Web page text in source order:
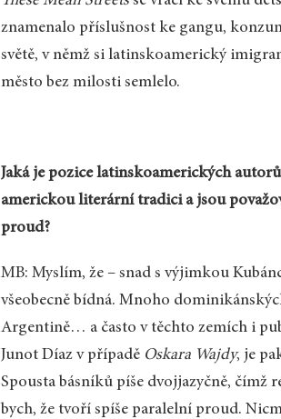
znamenalo příslušnost ke gangu,
světě, v němž si latinskoamerický
město bez milosti semlelo.
Jaká je pozice latinskoamerických
americkou literární tradici a jsou
proud?
MB: Myslím, že – snad s výjimkou
všeobecně bídná. Mnoho
Argentině… a často v těchto zemích i
Junot Díaz v případě Oskara Wajdy, je
Spousta básníků píše dvojjazyčně,
bych, že tvoří spíše paralelní proud.